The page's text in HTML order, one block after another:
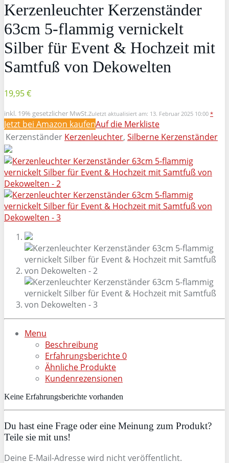
Kerzenleuchter Kerzenständer
63cm 5-flammig vernickelt
Silber für Event & Hochzeit mit
Samtfuß von Dekowelten
19,95 €
inkl. 19% gesetzlicher MwSt.Zuletzt aktualisiert am: 13. Februar 2025 10:00 *
Jetzt bei Amazon kaufenAuf die Merkliste
Kerzenständer Kerzenleuchter, Silberne Kerzenständer
Menu
Beschreibung
Erfahrungsberichte0
Ähnliche Produkte
Kundenrezensionen
Keine Erfahrungsberichte vorhanden
Du hast eine Frage oder eine Meinung zum Produkt?
Teile sie mit uns!
Deine E-Mail-Adresse wird nicht veröffentlicht.